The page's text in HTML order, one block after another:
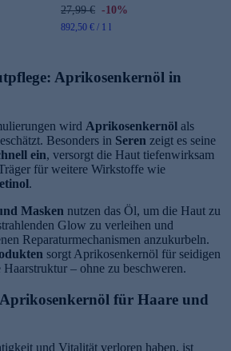
27,99 € -10%
892,50 € / 1 l
Aprikosenkernöl in
wird Aprikosenkernöl als
Besonders in Seren zeigt es seine
ein, versorgt die Haut tiefenwirksam
für weitere Wirkstoffe wie
.
Masken nutzen das Öl, um die Haut zu
Glow zu verleihen und
Reparaturmechanismen anzukurbeln.
sorgt Aprikosenkernöl für seidigen
– ohne zu beschweren.
für Haare und
und Vitalität verloren haben, ist